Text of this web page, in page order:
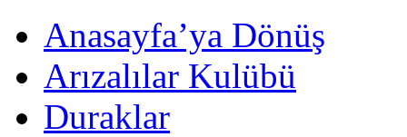
Anasayfa’ya Dönüş
Arızalılar Kulübü
Duraklar